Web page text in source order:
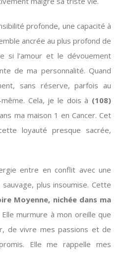
profonde, une capacité à
ancrée au plus profond de
si l’amour et le dévouement
de ma personnalité. Quand
sans réserve, parfois au
Cela, je le dois à (108)
ma maison 1 en Cancer. Cet
loyauté presque sacrée,
entre en conflit avec une
plus insoumise. Cette
Moyenne, nichée dans ma
Elle murmure à mon oreille que
de vivre mes passions et de
Elle me rappelle mes